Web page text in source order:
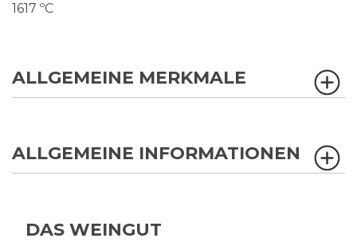
1617 ºC
ALLGEMEINE MERKMALE
ALLGEMEINE INFORMATIONEN
DAS WEINGUT